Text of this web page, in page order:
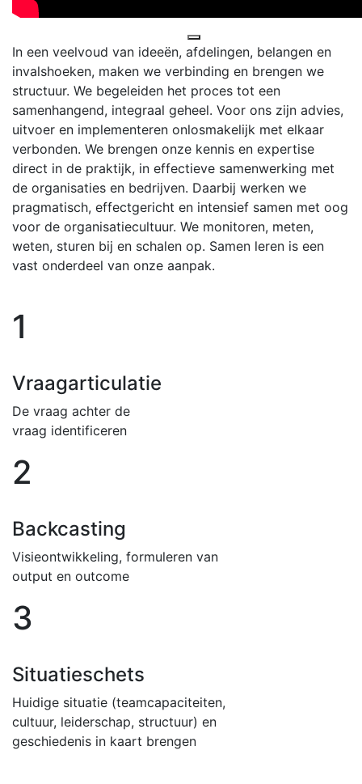
In een veelvoud van ideeën, afdelingen, belangen en
invalshoeken, maken we verbinding en brengen we
structuur. We begeleiden het proces tot een
samenhangend, integraal geheel. Voor ons zijn advies,
uitvoer en implementeren onlosmakelijk met elkaar
verbonden. We brengen onze kennis en expertise
direct in de praktijk, in effectieve samenwerking met
de organisaties en bedrijven. Daarbij werken we
pragmatisch, effectgericht en intensief samen met oog
voor de organisatiecultuur. We monitoren, meten,
weten, sturen bij en schalen op. Samen leren is een
vast onderdeel van onze aanpak.
1
Vraagarticulatie
De vraag achter de
vraag identificeren
2
Backcasting
Visieontwikkeling, formuleren van
output en outcome
3
Situatieschets
Huidige situatie (teamcapaciteiten,
cultuur, leiderschap, structuur) en
geschiedenis in kaart brengen